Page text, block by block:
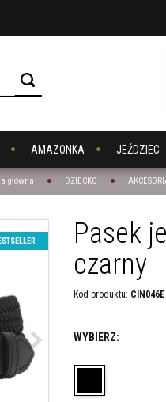
AMAZONKA JEŹDZIEC
główna DZIECKO
Pasek
czarny
Kod produktu:
WYBIERZ: